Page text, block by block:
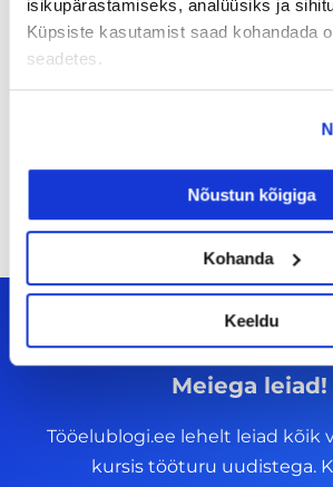
isikupärastamiseks, analüüsiks ja
Küpsiste kasutamist saad kohandada
seadetes.
Nõustun kõigiga
Kohanda
Keeldu
Sinu palk pole
Meiega leiad!
Tööelublogi.ee lehelt leiad kõik
kursis tööturu uudistega.